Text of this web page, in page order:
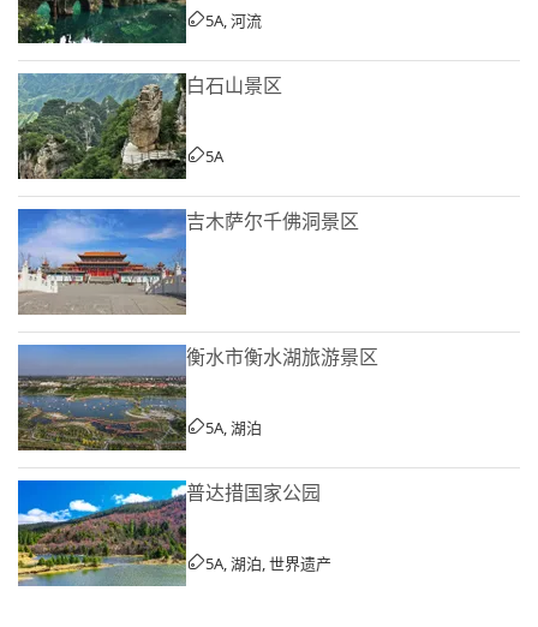
5A, 河流
白石山景区
5A
吉木萨尔千佛洞景区
衡水市衡水湖旅游景区
5A, 湖泊
普达措国家公园
5A, 湖泊, 世界遗产